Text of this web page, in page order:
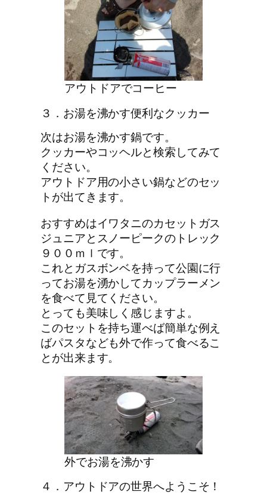
アウトドアでコーヒー
３．お湯を沸かす便利なクッカー
次はお湯を沸かす鍋です。
クッカーやコッヘルと検索してみて
ください。
アウトドア用の小さい鍋などのセッ
トが出てきます。
おすすめはイワタニのカセットガス
ジュニアとスノーピークのトレック
９００ｍｌです。
これとガスボンベを持って公園に行
ってお湯を湧かしてカップラーメン
を食べて見てください。
とっても美味しく感じますよ。
このセットを持ち運べば簡単な例え
ばパスタなども外で作って食べるこ
とが出来ます。
外でお湯を沸かす
４．アウトドアの世界へようこそ！